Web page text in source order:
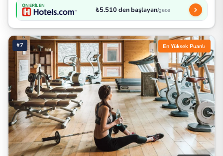
ÖNERILEN ₺5.510 den başlayan/gece
#7 En Yüksek Puanlı